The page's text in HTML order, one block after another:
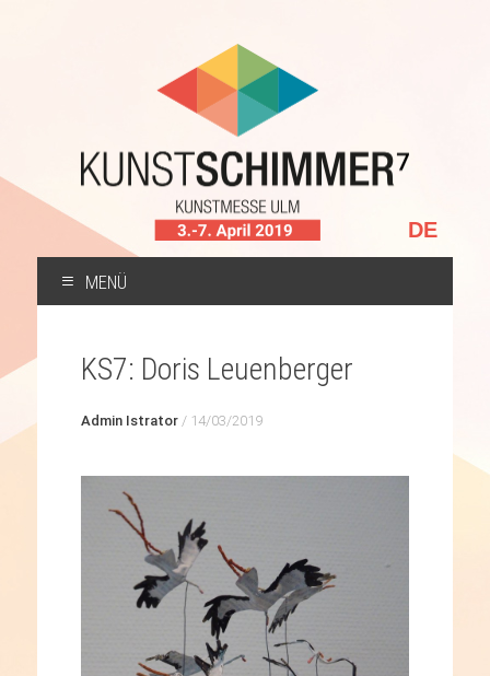
Sprache
auswählen
MENÜ
SPRINGEN
KS7: Doris Leuenberger
Admin Istrator/ 14/03/2019